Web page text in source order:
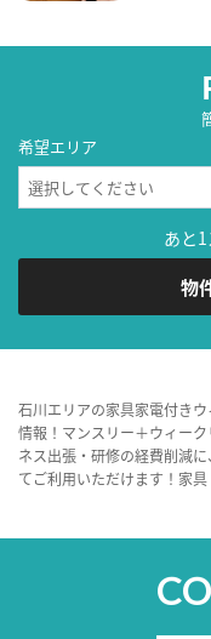
希望エリア
あと
物
石川エリアの家具家電付き
情報！マンスリー＋ウィー
ネス出張・研修の経費削減
てご利用いただけます！家具